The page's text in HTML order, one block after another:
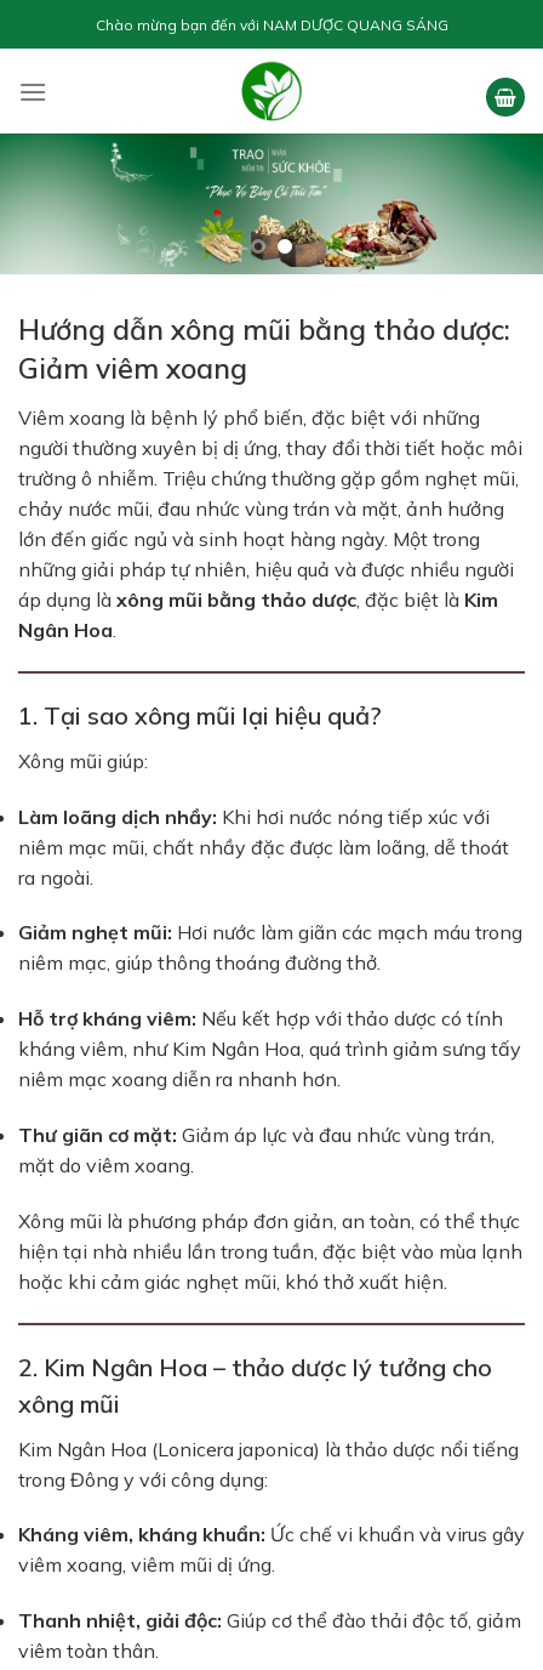
to
Chào mừng bạn đến với NAM DƯỢC QUANG SÁNG
Hướng dẫn xông mũi bằng thảo dược:
Giảm viêm xoang
Viêm xoang là bệnh lý phổ biến, đặc biệt với những
người thường xuyên bị dị ứng, thay đổi thời tiết hoặc môi
trường ô nhiễm. Triệu chứng thường gặp gồm nghẹt mũi,
chảy nước mũi, đau nhức vùng trán và mặt, ảnh hưởng
lớn đến giấc ngủ và sinh hoạt hàng ngày. Một trong
những giải pháp tự nhiên, hiệu quả và được nhiều người
áp dụng là xông mũi bằng thảo dược , đặc biệt là Kim
Ngân Hoa
1. Tại sao xông mũi lại hiệu quả?
Xông mũi giúp:
Làm loãng dịch nhầy: Khi hơi nước nóng tiếp xúc với
niêm mạc mũi, chất nhầy đặc được làm loãng, dễ thoát
ra ngoài.
Giảm nghẹt mũi: Hơi nước làm giãn các mạch máu trong
niêm mạc, giúp thông thoáng đường thở.
Hỗ trợ kháng viêm: Nếu kết hợp với thảo dược có tính
kháng viêm, như Kim Ngân Hoa, quá trình giảm sưng tấy
niêm mạc xoang diễn ra nhanh hơn.
Thư giãn cơ mặt: Giảm áp lực và đau nhức vùng trán,
mặt do viêm xoang.
Xông mũi là phương pháp đơn giản, an toàn, có thể thực
hiện tại nhà nhiều lần trong tuần, đặc biệt vào mùa lạnh
hoặc khi cảm giác nghẹt mũi, khó thở xuất hiện.
2. Kim Ngân Hoa – thảo dược lý tưởng cho
xông mũi
Kim Ngân Hoa (Lonicera japonica) là thảo dược nổi tiếng
trong Đông y với công dụng:
Kháng viêm, kháng khuẩn: Ức chế vi khuẩn và virus gây
viêm xoang, viêm mũi dị ứng.
Thanh nhiệt, giải độc: Giúp cơ thể đào thải độc tố, giảm
viêm toàn thân.